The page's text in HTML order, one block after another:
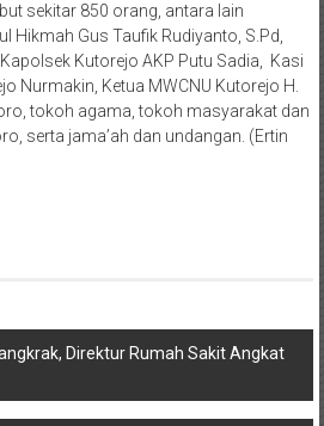
sekitar 850 orang, antara lain
Hikmah Gus Taufik Rudiyanto, S.Pd,
Kutorejo AKP Putu Sadia, Kasi
Nurmakin, Ketua MWCNU Kutorejo H.
tokoh agama, tokoh masyarakat dan
serta jama’ah dan undangan. (Ertin
Direktur Rumah Sakit Angkat